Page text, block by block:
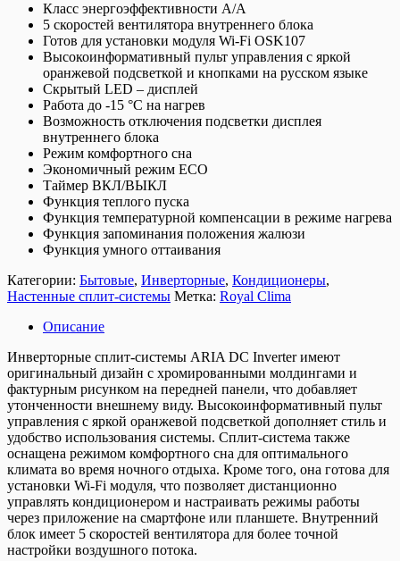
Класс энергоэффективности А/А
5 скоростей вентилятора внутреннего блока
Готов для установки модуля Wi-Fi OSK107
Высокоинформативный пульт управления с яркой
оранжевой подсветкой и кнопками на русском языке
Скрытый LED – дисплей
Работа до -15 °C на нагрев
Возможность отключения подсветки дисплея
внутреннего блока
Режим комфортного сна
Экономичный режим ECO
Таймер ВКЛ/ВЫКЛ
Функция теплого пуска
Функция температурной компенсации в режиме нагрева
Функция запоминания положения жалюзи
Функция умного оттаивания
Категории: Бытовые, Инверторные, Кондиционеры,
Настенные сплит-системы Метка: Royal Clima
Описание
Инверторные сплит-системы ARIA DC Inverter имеют
оригинальный дизайн с хромированными молдингами и
фактурным рисунком на передней панели, что добавляет
утонченности внешнему виду. Высокоинформативный пульт
управления с яркой оранжевой подсветкой дополняет стиль и
удобство использования системы. Сплит-система также
оснащена режимом комфортного сна для оптимального
климата во время ночного отдыха. Кроме того, она готова для
установки Wi-Fi модуля, что позволяет дистанционно
управлять кондиционером и настраивать режимы работы
через приложение на смартфоне или планшете. Внутренний
блок имеет 5 скоростей вентилятора для более точной
настройки воздушного потока.